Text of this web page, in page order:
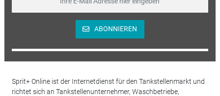
ABONNIEREN
Sprit+ Online ist der Internetdienst für den Tankstellenmarkt und
richtet sich an Tankstellenunternehmer, Waschbetriebe,